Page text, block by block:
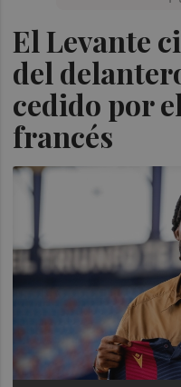
El Levante
del
cedido por
francés